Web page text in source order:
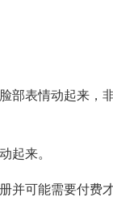
部表情动起来，
起来。
可能需要付费